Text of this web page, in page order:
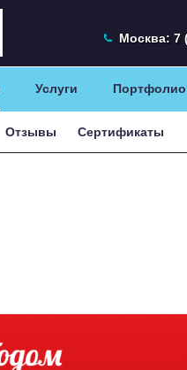
Москва: 7
Отзывы Сертификаты
Услуги Портфолио